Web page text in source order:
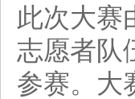
此次大赛
志愿者队
参赛。大